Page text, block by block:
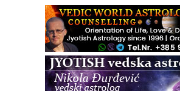
Zagreb
Osnovna radionica za izscjeljivanje
Healing course)
Access BARS®, otpusti stres